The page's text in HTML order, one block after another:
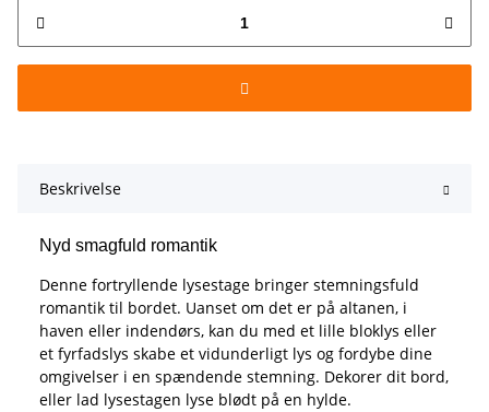
Beskrivelse
Nyd smagfuld romantik
Denne fortryllende lysestage bringer stemningsfuld
romantik til bordet. Uanset om det er på altanen, i
haven eller indendørs, kan du med et lille bloklys eller
et fyrfadslys skabe et vidunderligt lys og fordybe dine
omgivelser i en spændende stemning. Dekorer dit bord,
eller lad lysestagen lyse blødt på en hylde.